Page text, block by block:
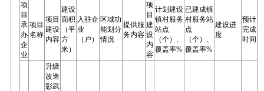
项
目
承
办
企
业
项目
名称
项目
建设
内容
建设
面积
（平
方
米）
入驻企
业
（户）
区域功
能划分
情况
提供服
务内容
项
目
建
设
内
容
计划建设
镇村服务
站点
（个）、
覆盖率%
已建成镇
村服务站
点
（个）、
覆盖率%
建设进
度
预计
完成
时间
升级
改造
彰武